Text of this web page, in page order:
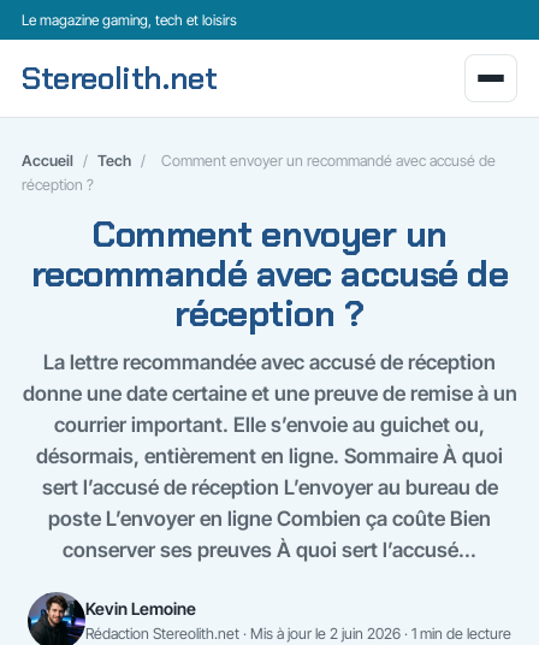
Le magazine gaming, tech et loisirs
Stereolith.net
Accueil / Tech /
Comment envoyer un recommandé avec accusé de
réception ?
Comment envoyer un
recommandé avec accusé de
réception ?
La lettre recommandée avec accusé de réception
donne une date certaine et une preuve de remise à un
courrier important. Elle s’envoie au guichet ou,
désormais, entièrement en ligne. Sommaire À quoi
sert l’accusé de réception L’envoyer au bureau de
poste L’envoyer en ligne Combien ça coûte Bien
conserver ses preuves À quoi sert l’accusé...
Kevin Lemoine
Rédaction Stereolith.net · Mis à jour le 2 juin 2026 · 1 min de lecture